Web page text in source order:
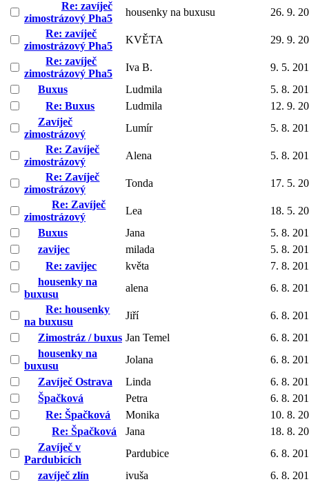
Re: zavíječ
zimostrázový Pha5
housenky na buxusu
26. 9.
Re: zavíječ
zimostrázový Pha5
KVĚTA
29. 9.
Re: zavíječ
zimostrázový Pha5
Iva B.
9. 5.
Buxus
Ludmila
5. 8.
Re: Buxus
Ludmila
12. 9.
Zavíječ
zimostrázový
Lumír
5. 8.
Re: Zavíječ
zimostrázový
Alena
5. 8.
Re: Zavíječ
zimostrázový
Tonda
17. 5.
Re: Zavíječ
zimostrázový
Lea
18. 5.
Buxus
Jana
5. 8.
zavijec
milada
5. 8.
Re: zavijec
květa
7. 8.
housenky na
buxusu
alena
6. 8.
Re: housenky
na buxusu
Jiří
6. 8.
Zimostráz / buxus Jan Temel
6. 8.
housenky na
buxusu
Jolana
6. 8.
Zavíječ Ostrava
Linda
6. 8.
Špačková
Petra
6. 8.
Re: Špačková
Monika
10. 8.
Re: Špačková
Jana
18. 8.
Zavíječ v
Pardubicích
Pardubice
6. 8.
zavíječ zlín
ivuša
6. 8.